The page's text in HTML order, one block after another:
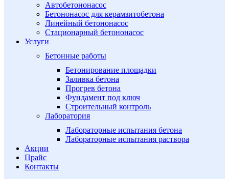
Автобетононасос
Бетононасос для керамзитобетона
Линейный бетононасос
Стационарный бетононасос
Услуги
Бетонные работы
Бетонирование площадки
Заливка бетона
Прогрев бетона
Фундамент под ключ
Строительный контроль
Лаборатория
Лабораторные испытания бетона
Лабораторные испытания раствора
Акции
Прайс
Контакты